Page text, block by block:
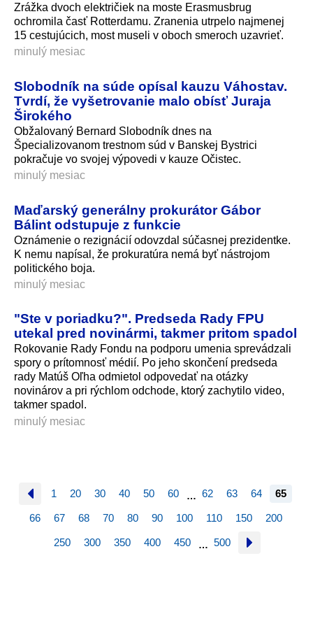
Zrážka dvoch električiek na moste Erasmusbrug
ochromila časť Rotterdamu. Zranenia utrpelo najmenej
15 cestujúcich, most museli v oboch smeroch uzavrieť.
minulý mesiac
Slobodník na súde opísal kauzu Váhostav.
Tvrdí, že vyšetrovanie malo obísť Juraja
Širokého
Obžalovaný Bernard Slobodník dnes na
Špecializovanom trestnom súd v Banskej Bystrici
pokračuje vo svojej výpovedi v kauze Očistec.
minulý mesiac
Maďarský generálny prokurátor Gábor
Bálint odstupuje z funkcie
Oznámenie o rezignácií odovzdal súčasnej prezidentke.
K nemu napísal, že prokuratúra nemá byť nástrojom
politického boja.
minulý mesiac
"Ste v poriadku?". Predseda Rady FPU
utekal pred novinármi, takmer pritom spadol
Rokovanie Rady Fondu na podporu umenia sprevádzali
spory o prítomnosť médií. Po jeho skončení predseda
rady Matúš Oľha odmietol odpovedať na otázky
novinárov a pri rýchlom odchode, ktorý zachytilo video,
takmer spadol.
minulý mesiac
1 20 30 40 50 60 … 62 63 64 65
66 67 68 70 80 90 100 110 150 200
250 300 350 400 450 … 500